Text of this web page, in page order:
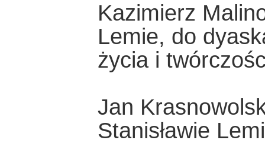
Kazimierz
Lemie, do
życia i
Jan
Stanisławie